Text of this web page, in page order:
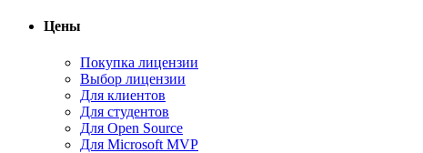
Цены
Покупка лицензии
Выбор лицензии
Для клиентов
Для студентов
Для Open Source
Для Microsoft MVP